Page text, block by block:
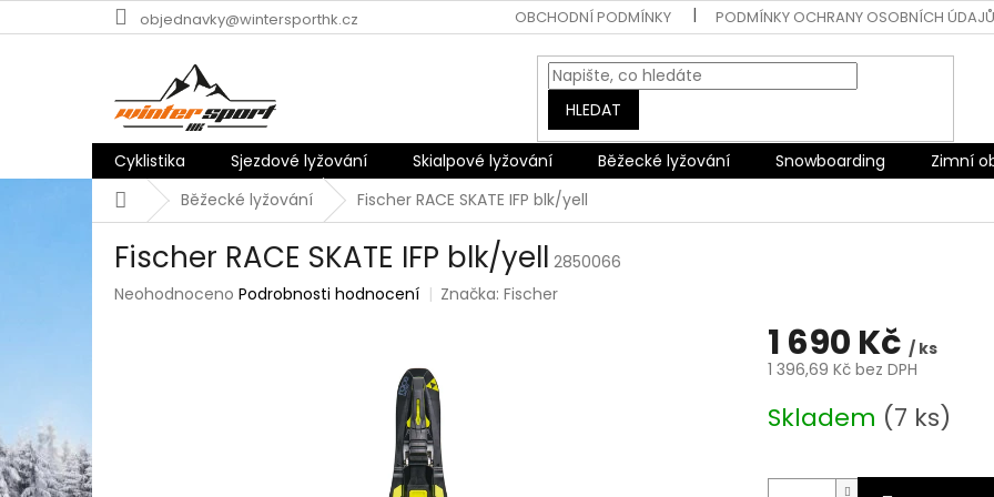
na
objednavky@wintersporthk.cz OBCHODNÍ PODMÍNKY PODMÍNKY OCHRANY OSOBNÍCH ÚDAJŮ
HLEDAT
Cyklistika Sjezdové lyžování Skialpové lyžování Běžecké lyžování Snowboarding Zimní
DomůBěžecké lyžování Fischer RACE SKATE IFP blk/yell
Fischer RACE SKATE IFP blk/yell 2850066
Průměrné
Neohodnoceno Podrobnosti hodnocení Značka:Fischer
1 690 Kč / ks
1 396,69 Kč bez DPH
cena:
Skladem (7 ks)